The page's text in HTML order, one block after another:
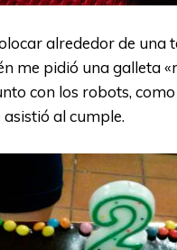
alrededor de
me pidió una galleta
con los robots,
al cumple.